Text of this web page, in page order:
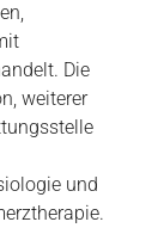
Die
weiterer
und